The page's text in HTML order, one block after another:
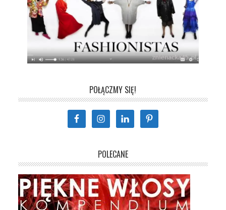
POŁĄCZMY SIĘ!
POLECANE